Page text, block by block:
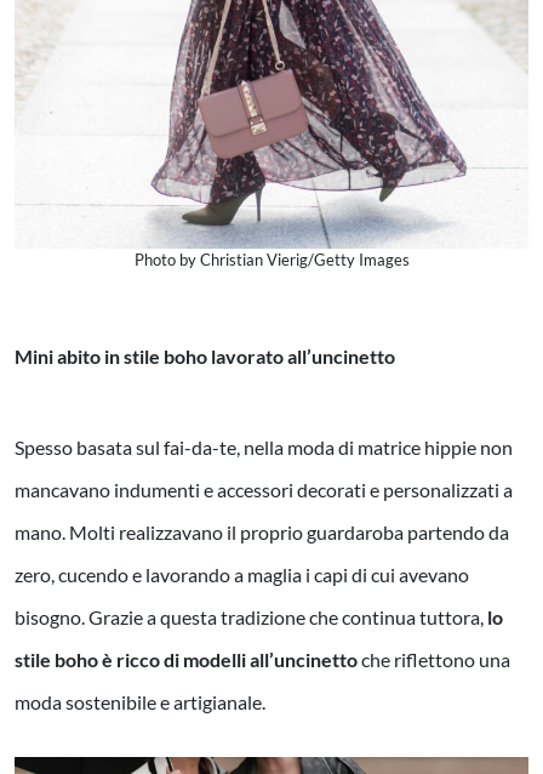
Photo by Christian Vierig/Getty Images
Mini abito in stile boho lavorato all’uncinetto
Spesso basata sul fai-da-te, nella moda di matrice hippie non
mancavano indumenti e accessori decorati e personalizzati a
mano. Molti realizzavano il proprio guardaroba partendo da
zero, cucendo e lavorando a maglia i capi di cui avevano
bisogno. Grazie a questa tradizione che continua tuttora, lo
stile boho è ricco di modelli all’uncinettoche riflettono una
moda sostenibile e artigianale.